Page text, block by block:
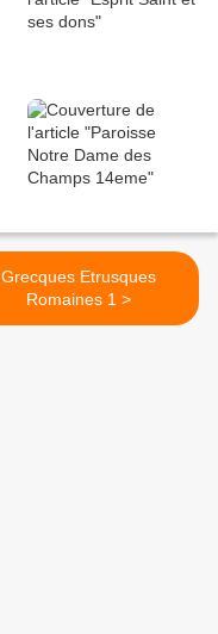
Grecques Etrusques
Romaines 1 >